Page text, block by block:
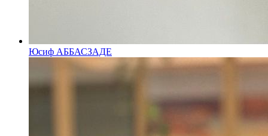
Юсиф АББАСЗАДЕ